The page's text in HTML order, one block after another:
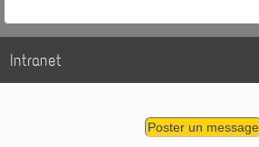
Intranet
Poster un message